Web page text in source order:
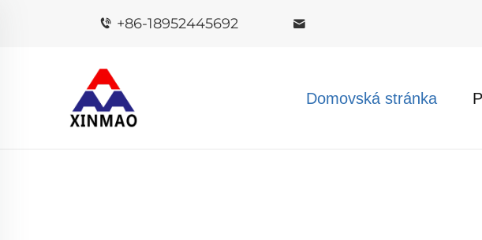
+86-18952445692
Domovská stránka